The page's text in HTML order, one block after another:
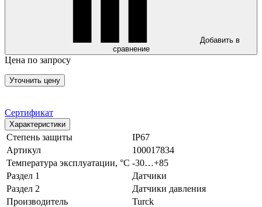
Добавить в
сравнение
Цена по запросу
Уточнить цену
Сертификат
Характеристики
Степень защиты
IP67
Артикул
100017834
Температура эксплуатации, °С -30…+85
Раздел 1
Датчики
Раздел 2
Датчики давления
Производитель
Turck